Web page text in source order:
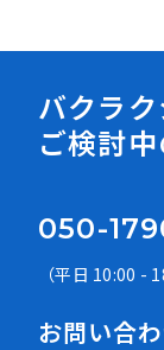
バクラ
ご検討
050-
（平日 10:00 -
お問い合